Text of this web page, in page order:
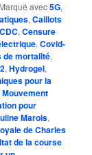
Marqué avec5G,
,Caillots
CDC,Censure
,Covid-
de mortalité,
,Hydrogel,
pour la
Mouvement
pour
Marois,
de Charles
de la course